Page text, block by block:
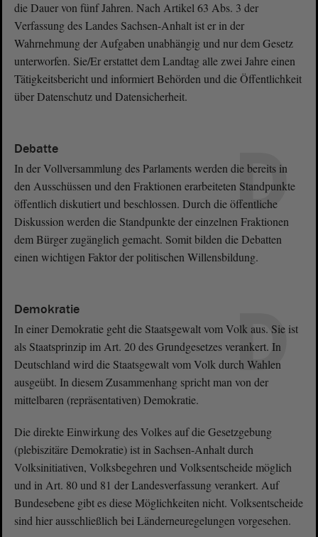
die Dauer von fünf Jahren. Nach Artikel 63 Abs. 3 der
Verfassung des Landes Sachsen-Anhalt ist er in der
Wahrnehmung der Aufgaben unabhängig und nur dem Gesetz
unterworfen. Sie/Er erstattet dem Landtag alle zwei Jahre einen
Tätigkeitsbericht und informiert Behörden und die Öffentlichkeit
über Datenschutz und Datensicherheit.
D
Debatte
In der Vollversammlung des Parlaments werden die bereits in
den Ausschüssen und den Fraktionen erarbeiteten Standpunkte
öffentlich diskutiert und beschlossen. Durch die öffentliche
Diskussion werden die Standpunkte der einzelnen Fraktionen
dem Bürger zugänglich gemacht. Somit bilden die Debatten
einen wichtigen Faktor der politischen Willensbildung.
D
Demokratie
In einer Demokratie geht die Staatsgewalt vom Volk aus. Sie ist
als Staatsprinzip im Art. 20 des Grundgesetzes verankert. In
Deutschland wird die Staatsgewalt vom Volk durch Wahlen
ausgeübt. In diesem Zusammenhang spricht man von der
mittelbaren (repräsentativen) Demokratie.
Die direkte Einwirkung des Volkes auf die Gesetzgebung
(plebiszitäre Demokratie) ist in Sachsen-Anhalt durch
Volksinitiativen, Volksbegehren und Volksentscheide möglich
und in Art. 80 und 81 der Landesverfassung verankert. Auf
Bundesebene gibt es diese Möglichkeiten nicht. Volksentscheide
sind hier ausschließlich bei Länderneuregelungen vorgesehen.